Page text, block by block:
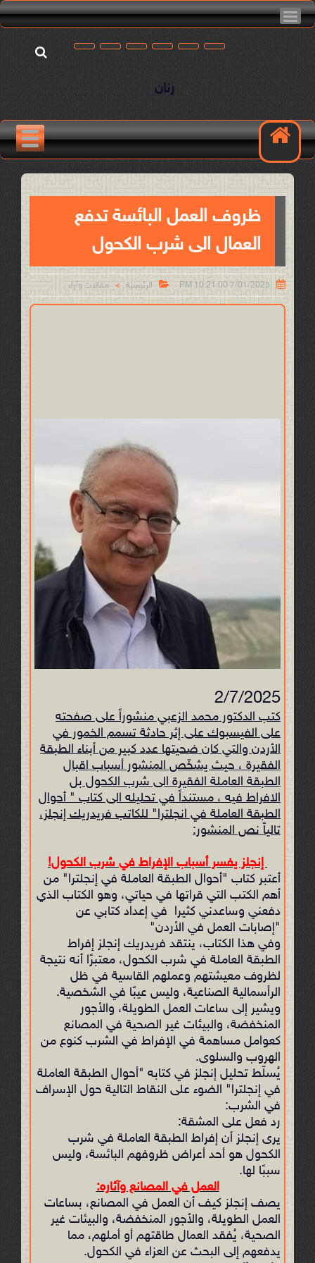
رنان
ظروف العمل البائسة تدفع
العمال الى شرب الكحول

7/01/2025 10:21:00 PM
 الرئيسية > مقالات وآراء
2/7/2025
كتب الدكتور محمد الزعبي منشوراً على صفحته
على الفيسبوك على إثر حادثة تسمم الخمور في
الأردن والتي كان ضحيتها عدد كبير من أبناء الطبقة
الفقيرة ، حيث يشخّص المنشور أسباب اقبال
الطبقة العاملة الفقيرة الى شرب الكحول بل
الافراط فيه ، مستنداً في تحليله الى كتاب " أحوال
الطبقة العاملة في انجلترا" للكاتب فريدريك إنجلز،
تالياً نص المنشور:
إنجلز يفسر أسباب الإفراط في شرب الكحول!
أعتبر كتاب "أحوال الطبقة العاملة في إنجلترا" من
أهم الكتب التي قراتها في حياتي، وهو الكتاب الذي
دفعني وساعدني كثيرا في إعداد كتابي عن
"إصابات العمل في الأردن"
وفي هذا الكتاب، ينتقد فريدريك إنجلز إفراط
الطبقة العاملة في شرب الكحول، معتبرًا أنه نتيجة
لظروف معيشتهم وعملهم القاسية في ظل
الرأسمالية الصناعية، وليس عيبًا في الشخصية.
ويشير إلى ساعات العمل الطويلة، والأجور
المنخفضة، والبيئات غير الصحية في المصانع
كعوامل مساهمة في الإفراط في الشرب كنوع من
الهروب والسلوى.
يُسلّط تحليل إنجلز في كتابه "أحوال الطبقة العاملة
في إنجلترا" الضوء على النقاط التالية حول الإسراف
في الشرب:
رد فعل على المشقة:
يرى إنجلز أن إفراط الطبقة العاملة في شرب
الكحول هو أحد أعراض ظروفهم البائسة، وليس
سببًا لها.
العمل في المصانع وآثاره:
يصف إنجلز كيف أن العمل في المصانع، بساعات
العمل الطويلة، والأجور المنخفضة، والبيئات غير
الصحية، يُفقد العمال طاقتهم أو أملهم، مما
يدفعهم إلى البحث عن العزاء في الكحول.